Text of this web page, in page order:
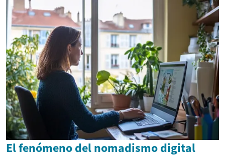
El fenómeno del nomadismo digital